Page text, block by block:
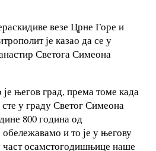
везе Црне Горе и
је казао да се у
Светога Симеона
његов град, према томе када
сте у граду Светог Симеона
800 година од
и то је у његову
част осамстогодишњице наше